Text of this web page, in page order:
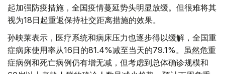
起加强防疫措施，全国疫情蔓延势头明显放缓。但很难将其
视为18日起重返保持社交距离措施的效果。
孙映莱表示，医疗系统和病床压力也逐步得以缓解，全国重
症病床使用率从16日的81.4%减至当天的79.1%。虽然危重
症病例和死亡病例仍有增无减，但考虑到总体确诊规模和